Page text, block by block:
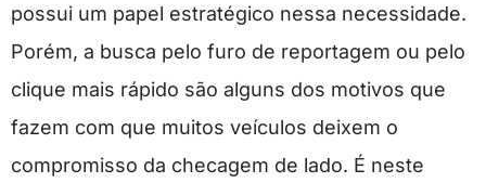
possui um papel estratégico nessa necessidade.
Porém, a busca pelo furo de reportagem ou pelo
clique mais rápido são alguns dos motivos que
fazem com que muitos veículos deixem o
compromisso da checagem de lado. É neste